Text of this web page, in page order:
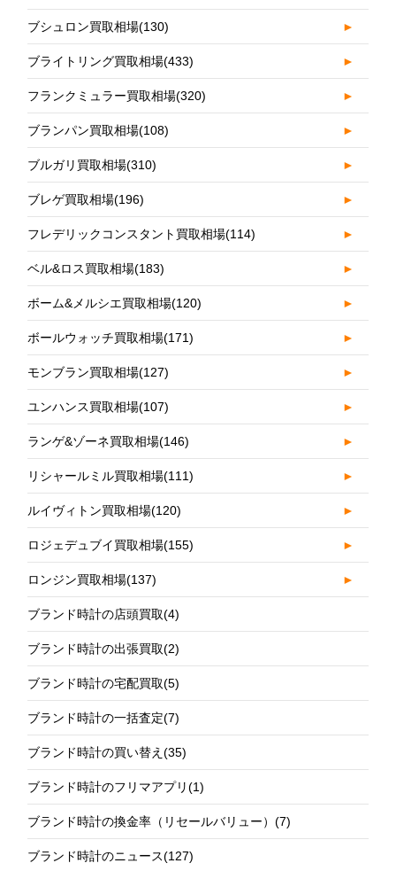
ブシュロン買取相場(130) ►
ブライトリング買取相場(433) ►
フランクミュラー買取相場(320) ►
ブランパン買取相場(108) ►
ブルガリ買取相場(310) ►
ブレゲ買取相場(196) ►
フレデリックコンスタント買取相場(114) ►
ベル&ロス買取相場(183) ►
ボーム&メルシエ買取相場(120) ►
ボールウォッチ買取相場(171) ►
モンブラン買取相場(127) ►
ユンハンス買取相場(107) ►
ランゲ&ゾーネ買取相場(146) ►
リシャールミル買取相場(111) ►
ルイヴィトン買取相場(120) ►
ロジェデュブイ買取相場(155) ►
ロンジン買取相場(137) ►
ブランド時計の店頭買取(4)
ブランド時計の出張買取(2)
ブランド時計の宅配買取(5)
ブランド時計の一括査定(7)
ブランド時計の買い替え(35)
ブランド時計のフリマアプリ(1)
ブランド時計の換金率（リセールバリュー）(7)
ブランド時計のニュース(127)